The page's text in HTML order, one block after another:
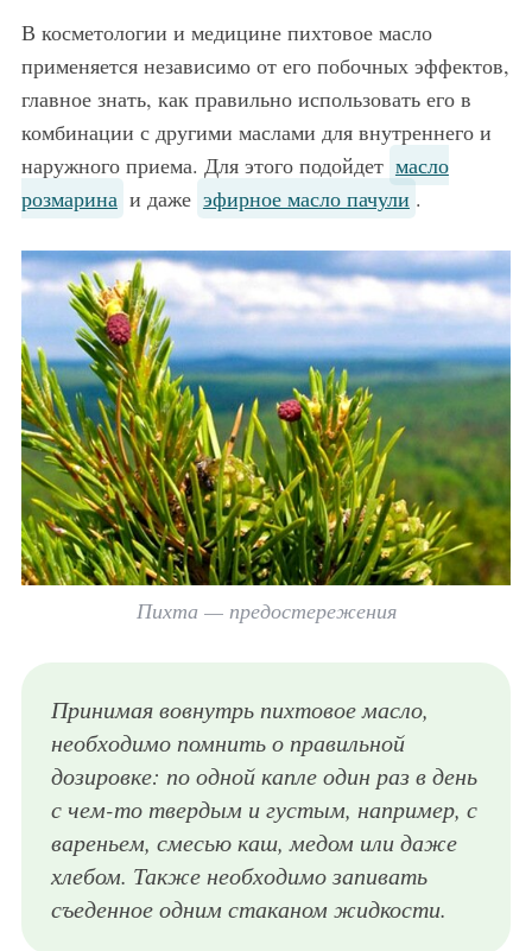
В косметологии и медицине пихтовое масло
применяется независимо от его побочных эффектов,
главное знать, как правильно использовать его в
комбинации с другими маслами для внутреннего и
наружного приема. Для этого подойдет масло
розмарина и даже эфирное масло пачули .
Пихта — предостережения
Принимая вовнутрь пихтовое масло,
необходимо помнить о правильной
дозировке: по одной капле один раз в день
с чем-то твердым и густым, например, с
вареньем, смесью каш, медом или даже
хлебом. Также необходимо запивать
съеденное одним стаканом жидкости.